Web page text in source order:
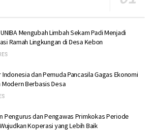
Mengubah Limbah Sekam Padi Menjadi
Ramah Lingkungan di Desa Kebon
Indonesia dan Pemuda Pancasila Gagas Ekonomi
Berbasis Desa
Pengurus dan Pengawas Primkokas Periode
Koperasi yang Lebih Baik